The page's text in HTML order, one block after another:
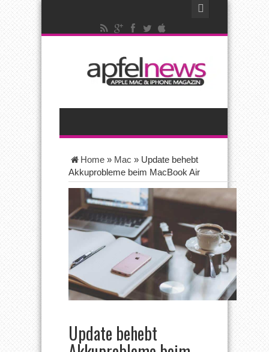
Home » Mac » Update behebt
Akkuprobleme beim MacBook Air
Update behebt